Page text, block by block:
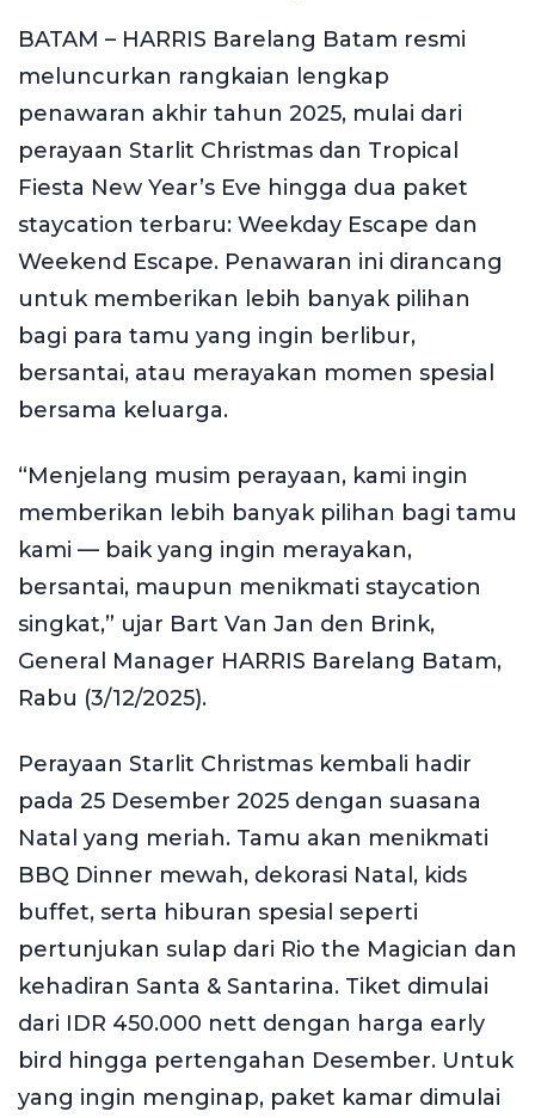
BATAM – HARRIS Barelang Batam resmi
meluncurkan rangkaian lengkap
penawaran akhir tahun 2025, mulai dari
perayaan Starlit Christmas dan Tropical
Fiesta New Year’s Eve hingga dua paket
staycation terbaru: Weekday Escape dan
Weekend Escape. Penawaran ini dirancang
untuk memberikan lebih banyak pilihan
bagi para tamu yang ingin berlibur,
bersantai, atau merayakan momen spesial
bersama keluarga.
“Menjelang musim perayaan, kami ingin
memberikan lebih banyak pilihan bagi tamu
kami — baik yang ingin merayakan,
bersantai, maupun menikmati staycation
singkat,” ujar Bart Van Jan den Brink,
General Manager HARRIS Barelang Batam,
Rabu (3/12/2025).
Perayaan Starlit Christmas kembali hadir
pada 25 Desember 2025 dengan suasana
Natal yang meriah. Tamu akan menikmati
BBQ Dinner mewah, dekorasi Natal, kids
buffet, serta hiburan spesial seperti
pertunjukan sulap dari Rio the Magician dan
kehadiran Santa & Santarina. Tiket dimulai
dari IDR 450.000 nett dengan harga early
bird hingga pertengahan Desember. Untuk
yang ingin menginap, paket kamar dimulai